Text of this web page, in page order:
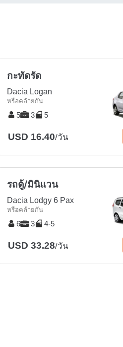
กะทัดรัด
Dacia Logan
หรือคล้ายกัน
5 3 5
USD 16.40/วัน
รถตู้/มินิแวน
Dacia Lodgy 6 Pax
หรือคล้ายกัน
6 3 4-5
USD 33.28/วัน